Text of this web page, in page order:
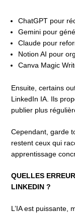
ChatGPT pour
Gemini pour
Claude pour
Notion AI pour
Canva Magic
Ensuite, certains
LinkedIn IA. Ils
publier plus
Cependant, garde
restent ceux qui
apprentissage
QUELLES
LINKEDIN ?
L’IA est puissante,